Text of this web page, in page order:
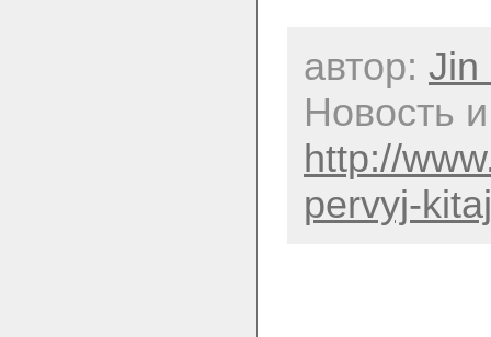
автор: Jin
Новость
http://
pervyj-